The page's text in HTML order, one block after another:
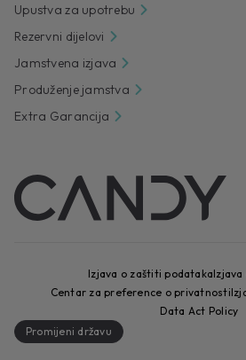
Upustva za upotrebu
Rezervni dijelovi
Jamstvena izjava
Produženje jamstva
Extra Garancija
Izjava o zaštiti podataka
Centar za preference o privatnosti
Data Act Policy
Promijeni državu